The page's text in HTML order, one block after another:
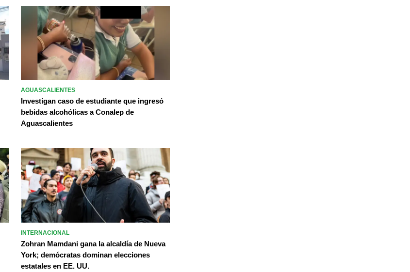
AGUASCALIENTES
Investigan caso de estudiante que ingresó
bebidas alcohólicas a Conalep de
Aguascalientes
INTERNACIONAL
Zohran Mamdani gana la alcaldía de Nueva
York; demócratas dominan elecciones
estatales en EE. UU.